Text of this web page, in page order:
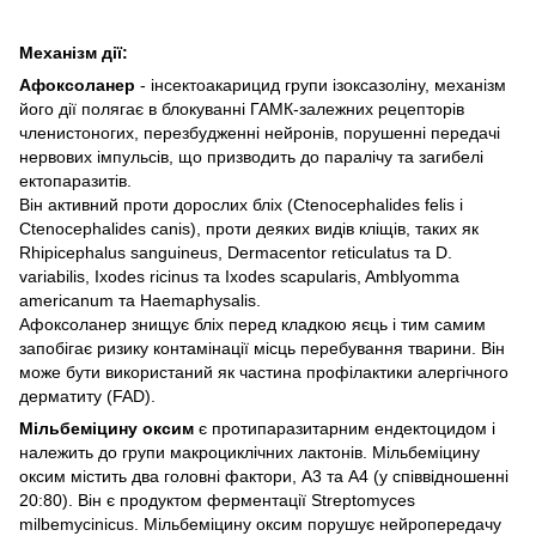
Механізм дії:
Афоксоланер - інсектоакарицид групи ізоксазоліну, механізм
його дії полягає в блокуванні ГАМК-залежних рецепторів
членистоногих, перезбудженні нейронів, порушенні передачі
нервових імпульсів, що призводить до паралічу та загибелі
ектопаразитів.
Він активний проти дорослих бліх (Ctenocephalides felis і
Ctenocephalides canis), проти деяких видів кліщів, таких як
Rhipicephalus sanguineus, Dermacentor reticulatus та D.
variabilis, Ixodes ricinus та Ixodes scapularis, Amblyomma
americanum та Haemaphysalis.
Афоксоланер знищує бліх перед кладкою яєць і тим самим
запобігає ризику контамінації місць перебування тварини. Він
може бути використаний як частина профілактики алергічного
дерматиту (FAD).
Мільбеміцину оксим є протипаразитарним ендектоцидом і
належить до групи макроциклічних лактонів. Мільбеміцину
оксим містить два головні фактори, А3 та А4 (у співвідношенні
20:80). Він є продуктом ферментації Streptomyces
milbemycinicus. Мільбеміцину оксим порушує нейропередачу